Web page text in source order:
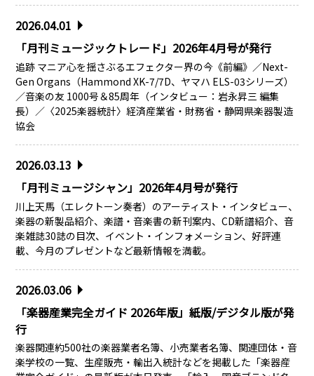
2026.04.01
「月刊ミュージックトレード」2026年4月号が発行
追跡 マニア心を揺さぶるエフェクター界の今《前編》／Next-
Gen Organs（Hammond XK-7/7D、ヤマハ ELS-03シリーズ）
／音楽の友 1000号＆85周年（インタビュー：岩永昇三 編集
長）／〈2025楽器統計〉経済産業省・財務省・静岡県楽器製造
協会
2026.03.13
「月刊ミュージシャン」2026年4月号が発行
川上天馬（エレクトーン奏者）のアーティスト・インタビュー、
楽器の新製品紹介、楽譜・音楽書の新刊案内、CD新譜紹介、音
楽雑誌30誌の目次、イベント・インフォメーション、好評連
載、今月のプレゼントなど最新情報を満載。
2026.03.06
「楽器産業完全ガイド 2026年版」紙版/デジタル版が発
行
楽器関連約500社の楽器業者名簿、小売業者名簿、関連団体・音
楽学校の一覧、生産販売・輸出入統計などを掲載した「楽器産